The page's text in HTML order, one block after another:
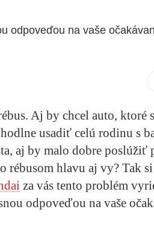
odpoveďou na vaše
Aj by chcel auto, ktoré
usadiť celú rodinu s
aj by malo dobre poslúžiť
rébusom hlavu aj vy? Tak
za vás tento problém
odpoveďou na vaše